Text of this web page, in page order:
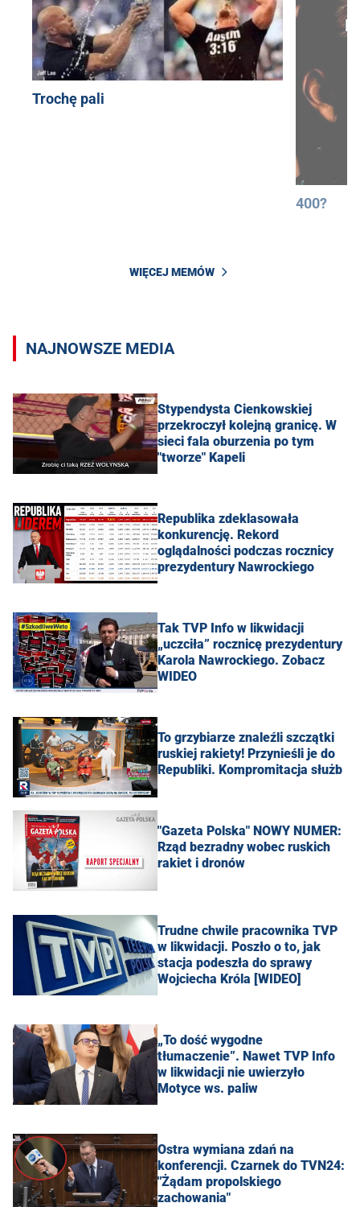
Trochę pali
400?
WIĘCEJ MEMÓW
NAJNOWSZE MEDIA
Stypendysta Cienkowskiej
przekroczył kolejną granicę. W
sieci fala oburzenia po tym
"tworze" Kapeli
Republika zdeklasowała
konkurencję. Rekord
oglądalności podczas rocznicy
prezydentury Nawrockiego
Tak TVP Info w likwidacji
„uczciła” rocznicę prezydentury
Karola Nawrockiego. Zobacz
WIDEO
To grzybiarze znaleźli szczątki
ruskiej rakiety! Przynieśli je do
Republiki. Kompromitacja służb
"Gazeta Polska" NOWY NUMER:
Rząd bezradny wobec ruskich
rakiet i dronów
Trudne chwile pracownika TVP
w likwidacji. Poszło o to, jak
stacja podeszła do sprawy
Wojciecha Króla [WIDEO]
„To dość wygodne
tłumaczenie”. Nawet TVP Info
w likwidacji nie uwierzyło
Motyce ws. paliw
Ostra wymiana zdań na
konferencji. Czarnek do TVN24:
"Żądam propolskiego
zachowania"